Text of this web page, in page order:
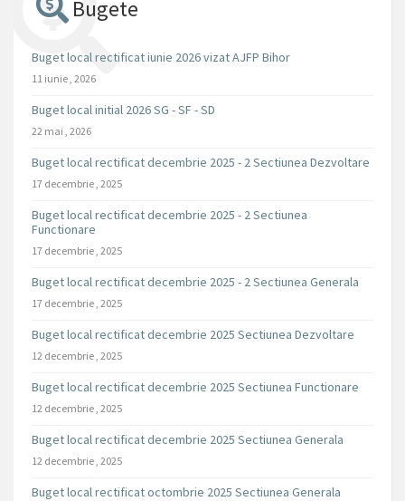
Bugete
Buget local rectificat iunie 2026 vizat AJFP Bihor
11 iunie , 2026
Buget local initial 2026 SG - SF - SD
22 mai , 2026
Buget local rectificat decembrie 2025 - 2 Sectiunea Dezvoltare
17 decembrie , 2025
Buget local rectificat decembrie 2025 - 2 Sectiunea
Functionare
17 decembrie , 2025
Buget local rectificat decembrie 2025 - 2 Sectiunea Generala
17 decembrie , 2025
Buget local rectificat decembrie 2025 Sectiunea Dezvoltare
12 decembrie , 2025
Buget local rectificat decembrie 2025 Sectiunea Functionare
12 decembrie , 2025
Buget local rectificat decembrie 2025 Sectiunea Generala
12 decembrie , 2025
Buget local rectificat octombrie 2025 Sectiunea Generala